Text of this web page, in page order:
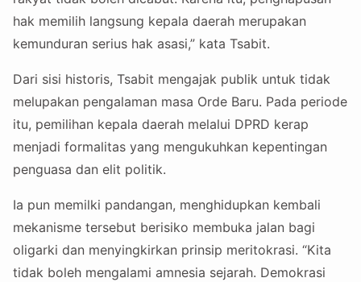
hak memilih langsung kepala daerah merupakan
kemunduran serius hak asasi,” kata Tsabit.
Dari sisi historis, Tsabit mengajak publik untuk tidak
melupakan pengalaman masa Orde Baru. Pada periode
itu, pemilihan kepala daerah melalui DPRD kerap
menjadi formalitas yang mengukuhkan kepentingan
penguasa dan elit politik.
Ia pun memilki pandangan, menghidupkan kembali
mekanisme tersebut berisiko membuka jalan bagi
oligarki dan menyingkirkan prinsip meritokrasi. “Kita
tidak boleh mengalami amnesia sejarah. Demokrasi